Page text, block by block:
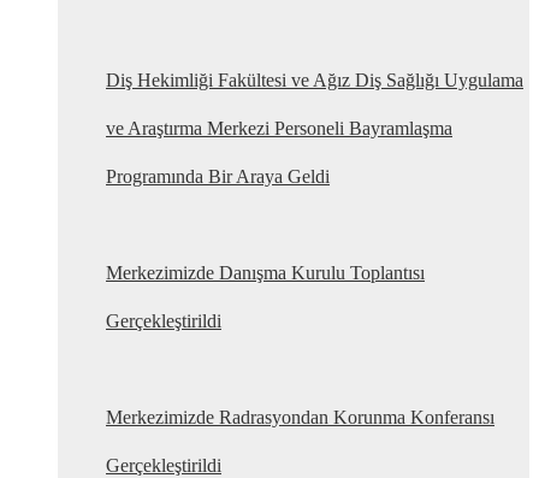
Diş Hekimliği Fakültesi ve Ağız Diş Sağlığı Uygulama
ve Araştırma Merkezi Personeli Bayramlaşma
Programında Bir Araya Geldi
Merkezimizde Danışma Kurulu Toplantısı
Gerçekleştirildi
Merkezimizde Radrasyondan Korunma Konferansı
Gerçekleştirildi